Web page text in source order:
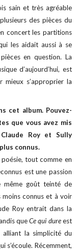
sain et très agréable
des pièces du
concert les partitions
les aidait aussi à se
en question. La
d’aujourd’hui, est
s’approprier la
cet album. Pouvez-
que vous avez mis
Roy et Sully
connus.
tout comme en
est une passion
même goût teinté de
connus et à voir
Roy entrait dans la
queCe qui dureest
alliant la simplicité du
s’écoule. Récemment,